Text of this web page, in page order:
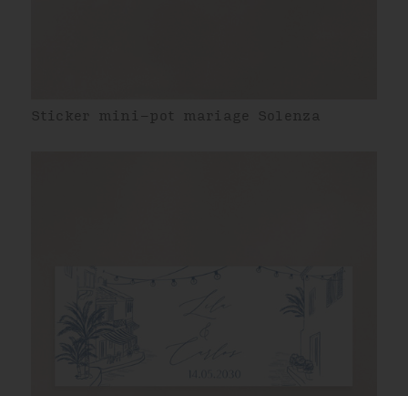
Sticker mini-pot mariage Solenza